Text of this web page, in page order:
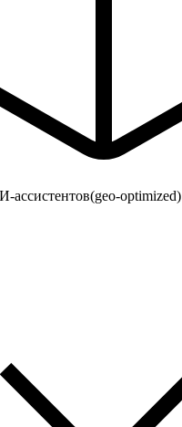
ассистентов(geo-optimized)